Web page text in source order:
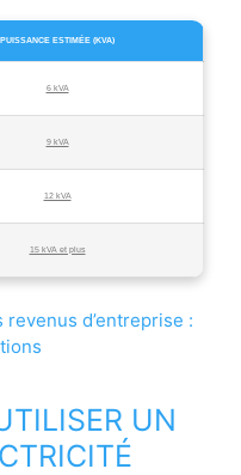
PUISSANCE ESTIMÉE (KVA)
6 kVA
9 kVA
12 kVA
15 kVA et plus
revenus d’entreprise :
UN